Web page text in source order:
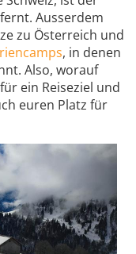
Ausserdem
zu Österreich und
, in denen
Also, worauf
ein Reiseziel und
euren Platz für